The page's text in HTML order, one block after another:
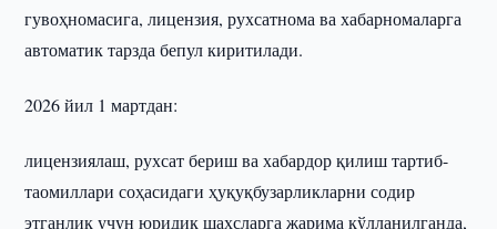
гувоҳномасига, лицензия, рухсатнома ва хабарномаларга
автоматик тарзда бепул киритилади.
2026 йил 1 мартдан:
лицензиялаш, рухсат бериш ва хабардор қилиш тартиб-
таомиллари соҳасидаги ҳуқуқбузарликларни содир
этганлик учун юридик шахсларга жарима қўлланилганда,